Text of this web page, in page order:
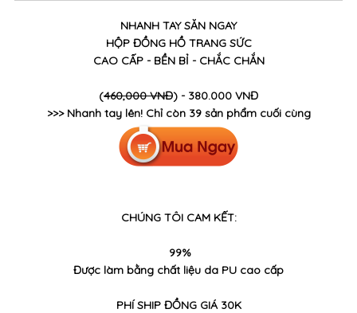
NHANH TAY SĂN NGAY
HỘP ĐỒNG HỒ TRANG SỨC
CAO CẤP - BỀN BỈ - CHẮC CHẮN
(460,000 VNĐ) - 380.000 VNĐ
>>> Nhanh tay lên! Chỉ còn 39 sản phẩm cuối cùng
CHÚNG TÔI CAM KẾT:
99%
Được làm bằng chất liệu da PU cao cấp
PHÍ SHIP ĐỒNG GIÁ 30K